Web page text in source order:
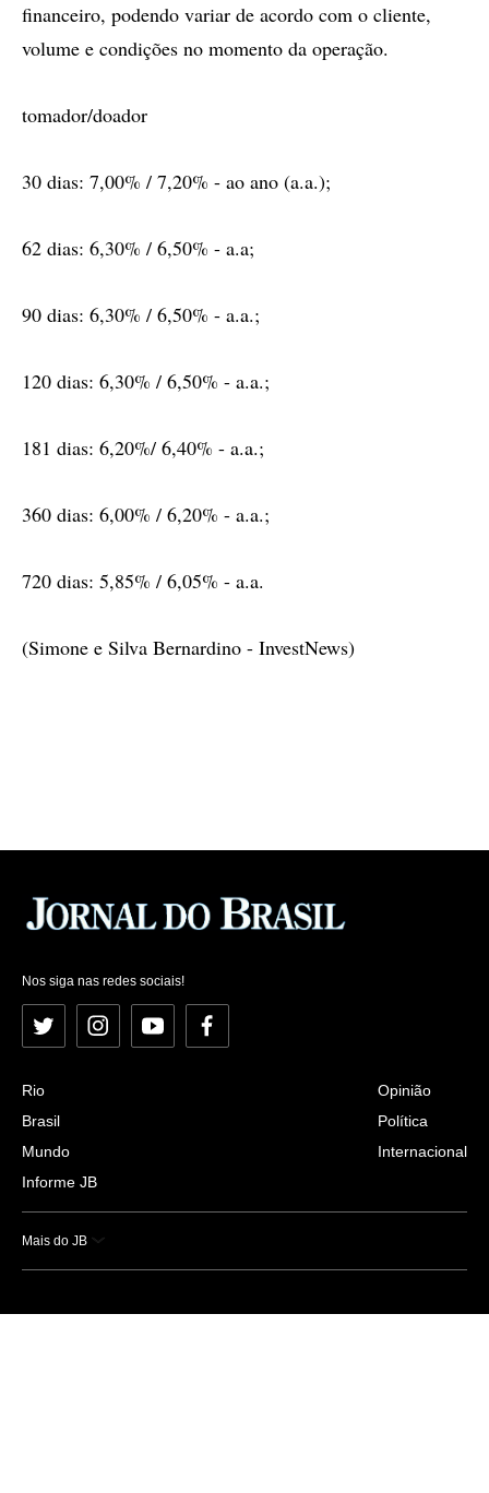
financeiro, podendo variar de acordo com o cliente,
volume e condições no momento da operação.
tomador/doador
30 dias: 7,00% / 7,20% - ao ano (a.a.);
62 dias: 6,30% / 6,50% - a.a;
90 dias: 6,30% / 6,50% - a.a.;
120 dias: 6,30% / 6,50% - a.a.;
181 dias: 6,20%/ 6,40% - a.a.;
360 dias: 6,00% / 6,20% - a.a.;
720 dias: 5,85% / 6,05% - a.a.
(Simone e Silva Bernardino - InvestNews)
Nos siga nas redes sociais!
Twitter InstagramYouTubeFacebook
Rio
Brasil
Mundo
Informe JB
Opinião
Política
Internacional
Mais do JB
Esportes